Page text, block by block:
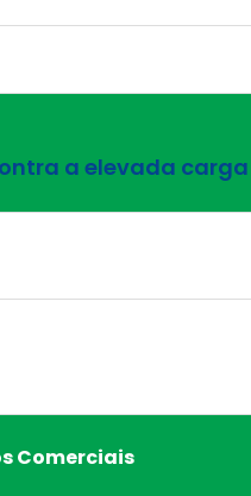
a elevada
Comerciais